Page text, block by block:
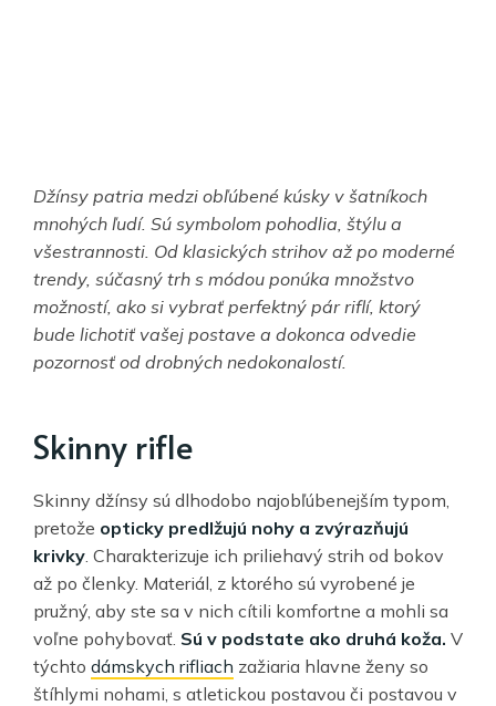
Džínsy patria medzi obľúbené kúsky v šatníkoch
mnohých ľudí. Sú symbolom pohodlia, štýlu a
všestrannosti. Od klasických strihov až po moderné
trendy, súčasný trh s módou ponúka množstvo
možností, ako si vybrať perfektný pár riflí, ktorý
bude lichotiť vašej postave a dokonca odvedie
pozornosť od drobných nedokonalostí.
Skinny rifle
Skinny džínsy sú dlhodobo najobľúbenejším typom,
pretože opticky predlžujú nohy a zvýrazňujú
krivky . Charakterizuje ich priliehavý strih od bokov
až po členky. Materiál, z ktorého sú vyrobené je
pružný, aby ste sa v nich cítili komfortne a mohli sa
voľne pohybovať. Sú v podstate ako druhá koža. V
týchto dámskych rifliach zažiaria hlavne ženy so
štíhlymi nohami, s atletickou postavou či postavou v